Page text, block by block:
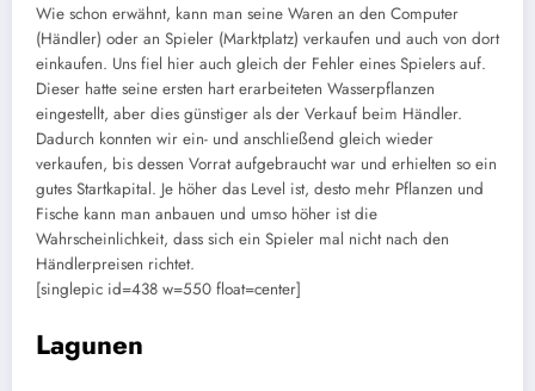
Wie schon erwähnt, kann man seine Waren an den Computer
(Händler) oder an Spieler (Marktplatz) verkaufen und auch von dort
einkaufen. Uns fiel hier auch gleich der Fehler eines Spielers auf.
Dieser hatte seine ersten hart erarbeiteten Wasserpflanzen
eingestellt, aber dies günstiger als der Verkauf beim Händler.
Dadurch konnten wir ein- und anschließend gleich wieder
verkaufen, bis dessen Vorrat aufgebraucht war und erhielten so ein
gutes Startkapital. Je höher das Level ist, desto mehr Pflanzen und
Fische kann man anbauen und umso höher ist die
Wahrscheinlichkeit, dass sich ein Spieler mal nicht nach den
Händlerpreisen richtet.
[singlepic id=438 w=550 float=center]
Lagunen